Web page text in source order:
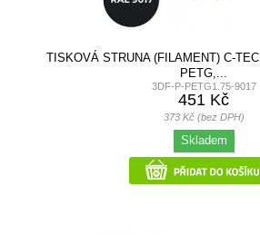
TISKOVÁ STRUNA (FILAMENT) C-
PETG,...
3DF-P-PETG1.75-9017
451 Kč
373 Kč (bez DPH)
Skladem